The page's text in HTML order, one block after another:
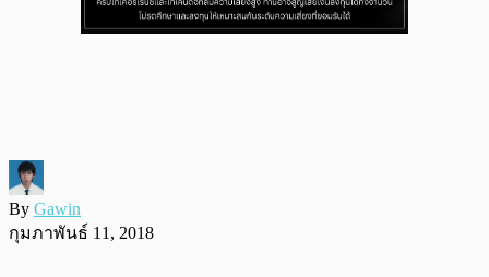
By Gawin
กุมภาพันธ์ 11, 2018